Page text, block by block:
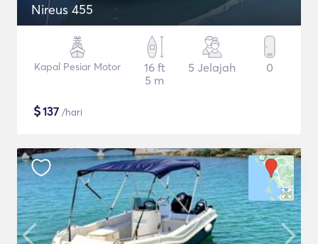
Nireus 455
Kapal Pesiar Motor
16 ft
5 m
5 Jelajah 0
$137 /hari